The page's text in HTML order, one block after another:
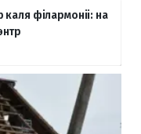
філармоніі: на